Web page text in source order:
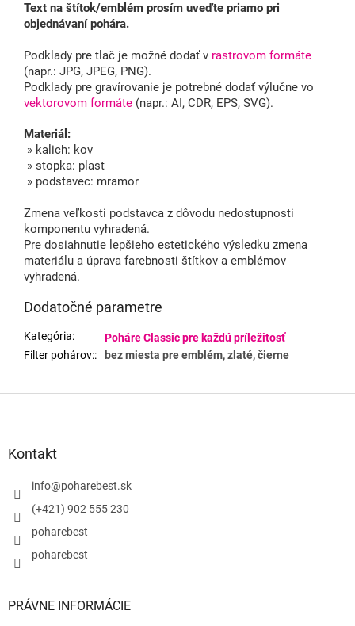
Text na štítok/emblém prosím uveďte priamo pri
objednávaní pohára.
Podklady pre tlač je možné dodať v rastrovom formáte
(napr.: JPG, JPEG, PNG).
Podklady pre gravírovanie je potrebné dodať výlučne vo
vektorovom formáte (napr.: AI, CDR, EPS, SVG).
Materiál:
» kalich: kov
» stopka: plast
» podstavec: mramor
Zmena veľkosti podstavca z dôvodu nedostupnosti
komponentu vyhradená.
Pre dosiahnutie lepšieho estetického výsledku zmena
materiálu a úprava farebnosti štítkov a emblémov
vyhradená.
Dodatočné parametre
Kategória:
Poháre Classic pre každú príležitosť
Filter pohárov:: bez miesta pre emblém, zlaté, čierne
Kontakt
info@poharebest.sk
(+421) 902 555 230
poharebest
poharebest
PRÁVNE INFORMÁCIE